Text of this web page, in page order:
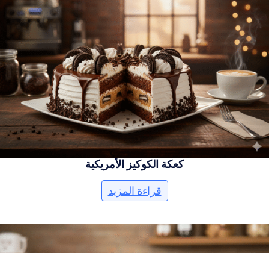
كعكة الكوكيز الأمريكية
قراءة المزيد